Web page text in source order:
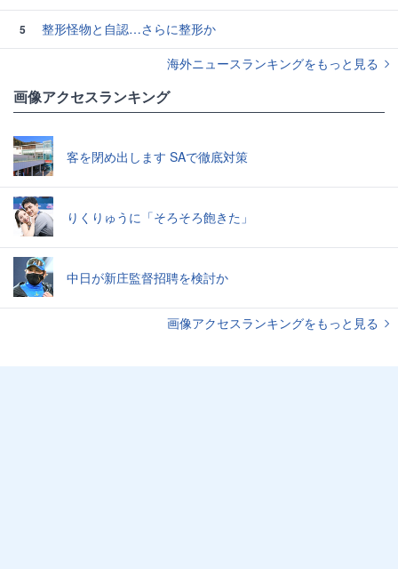
5
整形怪物と自認…さらに整形か
海外ニュースランキングをもっと見る
画像アクセスランキング
客を閉め出します SAで徹底対策
りくりゅうに「そろそろ飽きた」
中日が新庄監督招聘を検討か
画像アクセスランキングをもっと見る